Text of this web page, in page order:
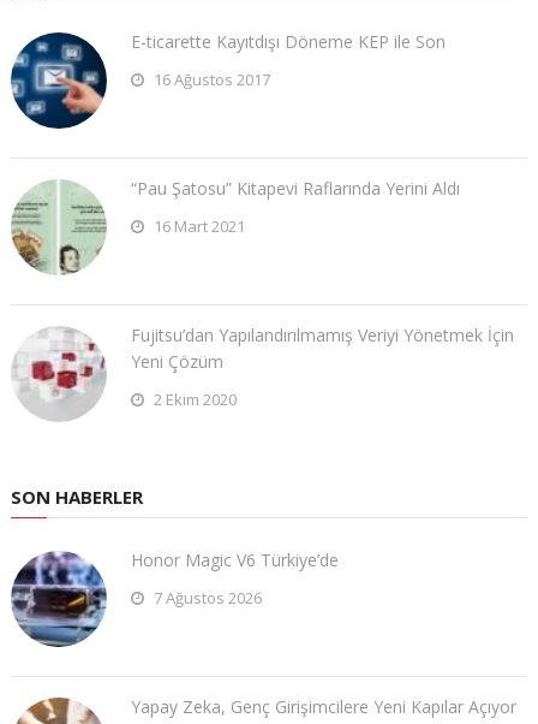
E-ticarette Kayıtdışı Döneme KEP ile Son
16 Ağustos 2017
“Pau Şatosu” Kitapevi Raflarında Yerini Aldı
16 Mart 2021
Fujitsu’dan Yapılandırılmamış Veriyi Yönetmek İçin
Yeni Çözüm
2 Ekim 2020
SON HABERLER
Honor Magic V6 Türkiye’de
7 Ağustos 2026
Yapay Zeka, Genç Girişimcilere Yeni Kapılar Açıyor